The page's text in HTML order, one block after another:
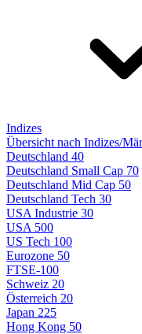
Indizes
Übersicht nach Indizes/
Deutschland 40
Deutschland Small Cap 70
Deutschland Mid Cap 50
Deutschland Tech 30
USA Industrie 30
USA 500
US Tech 100
Eurozone 50
FTSE-100
Schweiz 20
Österreich 20
Japan 225
Hong Kong 50